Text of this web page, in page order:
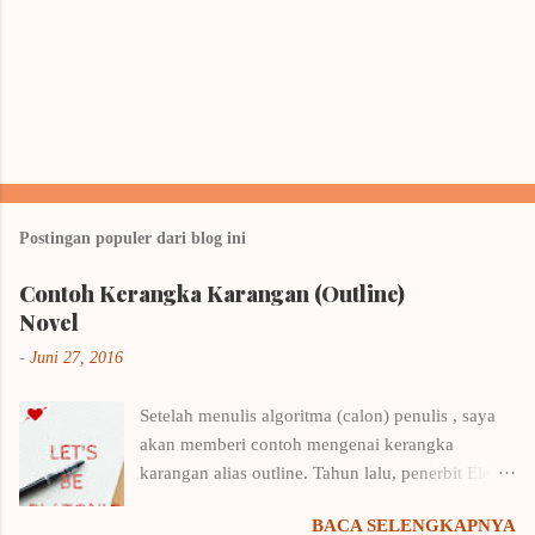
Postingan populer dari blog ini
Contoh Kerangka Karangan (Outline)
Novel
- Juni 27, 2016
Setelah menulis algoritma (calon) penulis , saya
akan memberi contoh mengenai kerangka
karangan alias outline. Tahun lalu, penerbit Elex
menulis outline. Saya langsung putar otak,
BACA SELENGKAPNYA